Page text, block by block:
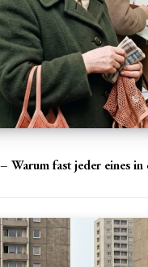
Warum fast jeder eines in